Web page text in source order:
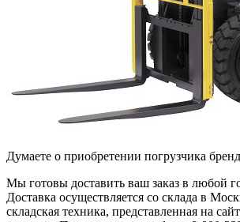
Думаете о приобретении погрузчика
Мы готовы доставить ваш заказ в любой
Доставка осуществляется со склада в
складская техника, представленная на